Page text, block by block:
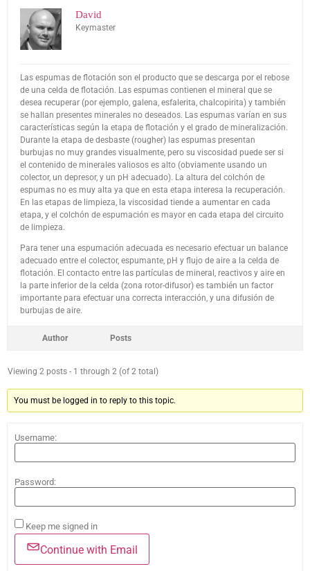
David
Keymaster
Las espumas de flotación son el producto que se descarga por el rebose
de una celda de flotación. Las espumas contienen el mineral que se
desea recuperar (por ejemplo, galena, esfalerita, chalcopirita) y también
se hallan presentes minerales no deseados. Las espumas varían en sus
características según la etapa de flotación y el grado de mineralización.
Durante la etapa de desbaste (rougher) las espumas presentan
burbujas no muy grandes visualmente, pero su viscosidad puede ser si
el contenido de minerales valiosos es alto (obviamente usando un
colector, un depresor, y un pH adecuado). La altura del colchón de
espumas no es muy alta ya que en esta etapa interesa la recuperación.
En las etapas de limpieza, la viscosidad tiende a aumentar en cada
etapa, y el colchón de espumación es mayor en cada etapa del circuito
de limpieza.
Para tener una espumación adecuada es necesario efectuar un balance
adecuado entre el colector, espumante, pH y flujo de aire a la celda de
flotación. El contacto entre las partículas de mineral, reactivos y aire en
la parte inferior de la celda (zona rotor-difusor) es también un factor
importante para efectuar una correcta interacción, y una difusión de
burbujas de aire.
Author Posts
Viewing 2 posts - 1 through 2 (of 2 total)
You must be logged in to reply to this topic.
Username:
Password:
Keep me signed in
Continue with Email